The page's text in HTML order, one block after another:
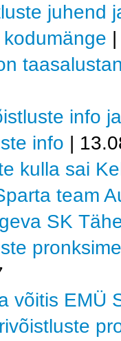
juhend
info
info |
kulla sai
team
SK
võitis EMÜ